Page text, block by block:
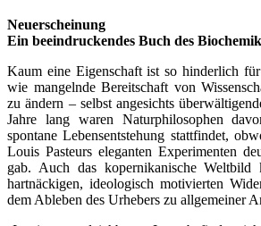
Neuerscheinung
Ein beeindruckendes Buch des
Kaum eine Eigenschaft ist so hinderlich
wie mangelnde Bereitschaft von
zu ändern – selbst angesichts
Jahre lang waren Naturphilosophen
spontane Lebensentstehung stattfindet,
Louis Pasteurs eleganten Experimenten
gab. Auch das kopernikanische Weltbild
hartnäckigen, ideologisch motivierten
dem Ableben des Urhebers zu allgemeiner